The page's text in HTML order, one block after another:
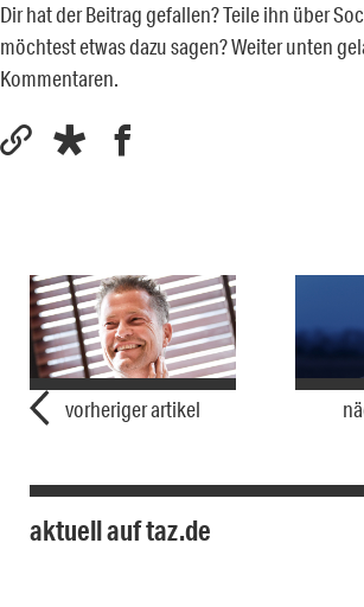
Dir hat der Beitrag gefallen? Teile ihn über
möchtest etwas dazu sagen? Weiter unten
Kommentaren.
vorheriger artikel
aktuell auf taz.de